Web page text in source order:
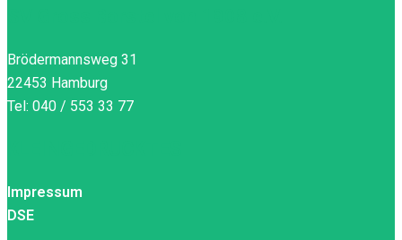
Brödermannsweg 31
22453 Hamburg
Tel: 040 / 553 33 77
Impressum
DSE